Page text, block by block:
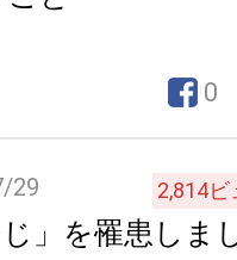
0
29 2,814ビ
じ」を罹患しま